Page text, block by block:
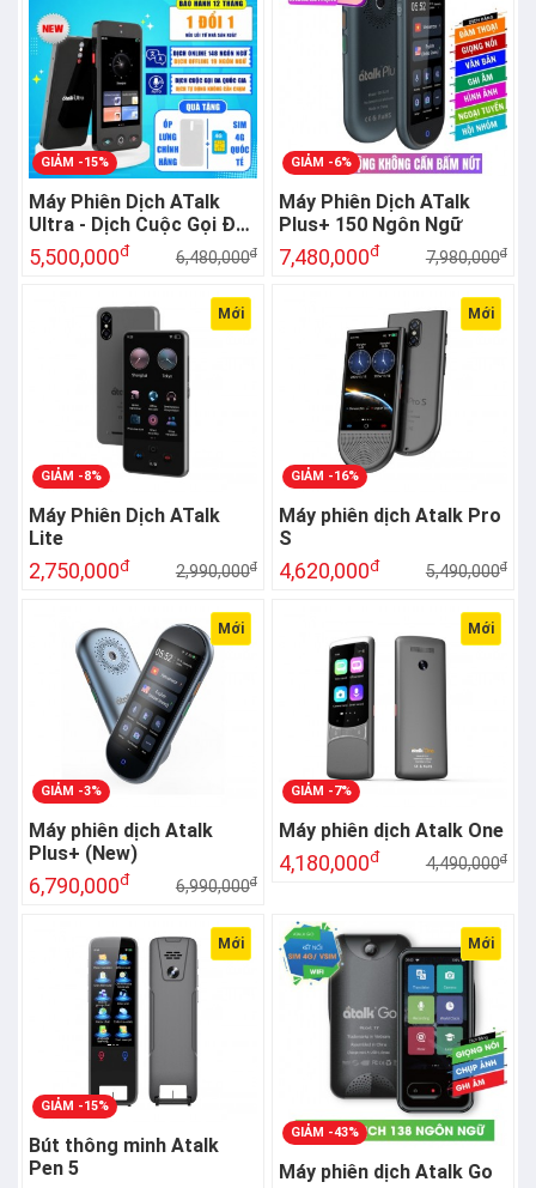
GIẢM -15%
Máy Phiên Dịch ATalk
Ultra - Dịch Cuộc Gọi Đa
Quốc Gia - Dịch Không
Cần Chạm
5,500,000đ 6,480,000đ
GIẢM -6%
Máy Phiên Dịch ATalk
Plus+ 150 Ngôn Ngữ
7,480,000đ 7,980,000đ
GIẢM -8%
Mới
Máy Phiên Dịch ATalk
Lite
2,750,000đ 2,990,000đ
GIẢM -16%
Mới
Máy phiên dịch Atalk Pro
S
4,620,000đ 5,490,000đ
GIẢM -3%
Mới
Máy phiên dịch Atalk
Plus+ (New)
6,790,000đ 6,990,000đ
GIẢM -7%
Mới
Máy phiên dịch Atalk One
4,180,000đ 4,490,000đ
GIẢM -15%
Mới
Bút thông minh Atalk
Pen 5
GIẢM -43%
Mới
Máy phiên dịch Atalk Go